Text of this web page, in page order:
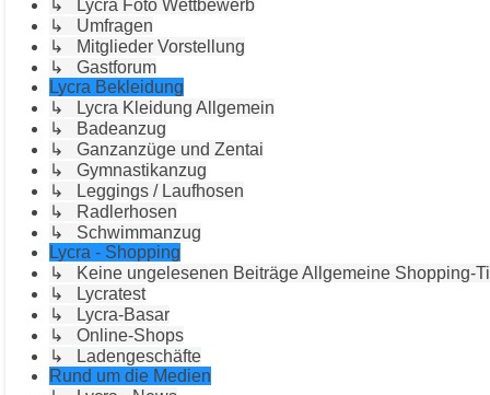
↳ Lycra Foto Wettbewerb
↳ Umfragen
↳ Mitglieder Vorstellung
↳ Gastforum
Lycra Bekleidung
↳ Lycra Kleidung Allgemein
↳ Badeanzug
↳ Ganzanzüge und Zentai
↳ Gymnastikanzug
↳ Leggings / Laufhosen
↳ Radlerhosen
↳ Schwimmanzug
Lycra - Shopping
↳ Keine ungelesenen Beiträge Allgemeine Shopping-
↳ Lycratest
↳ Lycra-Basar
↳ Online-Shops
↳ Ladengeschäfte
Rund um die Medien